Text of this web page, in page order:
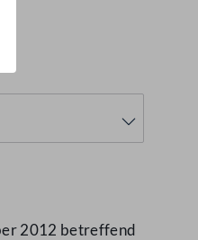
2012 betreffend